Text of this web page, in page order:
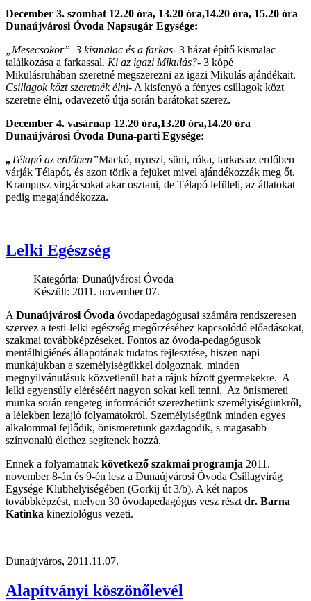
December 3. szombat 12.20 óra, 13.20 óra,14.20 óra, 15.20 óra
Dunaújvárosi Óvoda Napsugár Egysége:
„Mesecsokor” 3 kismalac és a farkas- 3 házat építő kismalac
találkozása a farkassal. Ki az igazi Mikulás?- 3 kópé
Mikulásruhában szeretné megszerezni az igazi Mikulás ajándékait.
Csillagok közt szeretnék élni- A kisfenyő a fényes csillagok közt
szeretne élni, odavezető útja során barátokat szerez.
December 4. vasárnap 12.20 óra,13.20 óra,14.20 óra
Dunaújvárosi Óvoda Duna-parti Egysége:
„Télapó az erdőben”Mackó, nyuszi, süni, róka, farkas az erdőben
várják Télapót, és azon törik a fejüket mivel ajándékozzák meg őt.
Krampusz virgácsokat akar osztani, de Télapó lefüleli, az állatokat
pedig megajándékozza.
Lelki Egészség
Kategória: Dunaújvárosi Óvoda
Készült: 2011. november 07.
ADunaújvárosi Óvoda óvodapedagógusai számára rendszeresen
szervez a testi-lelki egészség megőrzéséhez kapcsolódó előadásokat,
szakmai továbbképzéseket. Fontos az óvoda-pedagógusok
mentálhigiénés állapotának tudatos fejlesztése, hiszen napi
munkájukban a személyiségükkel dolgoznak, minden
megnyilvánulásuk közvetlenül hat a rájuk bízott gyermekekre. A
lelki egyensúly eléréséért nagyon sokat kell tenni. Az önismereti
munka során rengeteg információt szerezhetünk személyiségünkről,
a lélekben lezajló folyamatokról. Személyiségünk minden egyes
alkalommal fejlődik, önismeretünk gazdagodik, s magasabb
színvonalú élethez segítenek hozzá.
Ennek a folyamatnak következő szakmai programja 2011.
november 8-án és 9-én lesz a Dunaújvárosi Óvoda Csillagvirág
Egysége Klubhelyiségében (Gorkij út 3/b). A két napos
továbbképzést, melyen 30 óvodapedagógus vesz résztdr. Barna
Katinka kineziológus vezeti.
Dunaújváros, 2011.11.07.
Alapítványi köszönőlevél